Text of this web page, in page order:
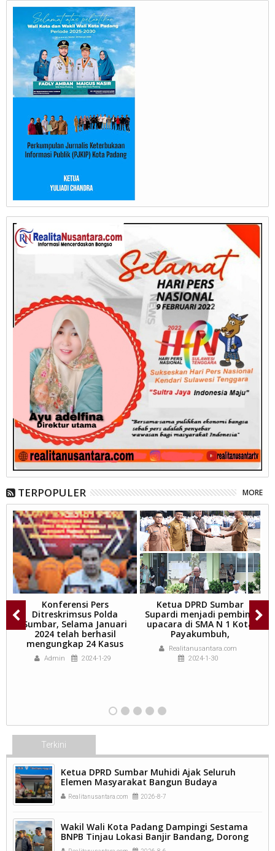
TERPOPULER MORE
Konferensi Pers
Ditreskrimsus Polda
Sumbar, Selama Januari
2024 telah berhasil
mengungkap 24 Kasus
Admin 2024-1-29
Ketua DPRD Sumbar
Supardi menjadi pembina
upacara di SMA N 1 Kota
Payakumbuh,
Realitanusantara.com
2024-1-30
Terkini
Ketua DPRD Sumbar Muhidi Ajak Seluruh
Elemen Masyarakat Bangun Budaya
Kewaspadaan Dini Demi Menjaga Kamtibmas.
Realitanusantara.com 2026-8-7
Wakil Wali Kota Padang Dampingi Sestama
BNPB Tinjau Lokasi Banjir Bandang, Dorong
Percepatan Penanganan Pascabencana.